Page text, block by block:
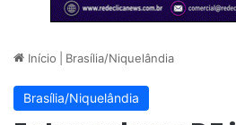
Início Brasília/Niquelândia
Brasília/Niquelândia